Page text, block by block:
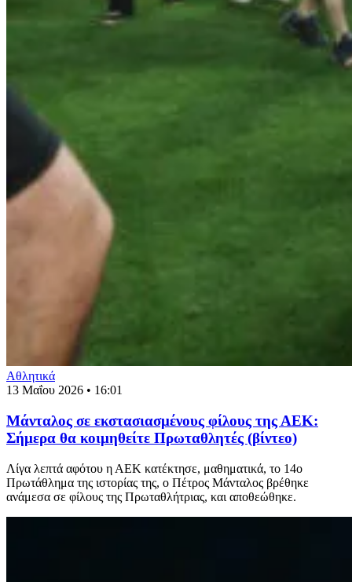
Αθλητικά
13 Μαΐου 2026 • 16:01
Μάνταλος σε εκστασιασμένους φίλους της ΑΕΚ:
Σήμερα θα κοιμηθείτε Πρωταθλητές (βίντεο)
Λίγα λεπτά αφότου η ΑΕΚ κατέκτησε, μαθηματικά, το 14ο
Πρωτάθλημα της ιστορίας της, ο Πέτρος Μάνταλος βρέθηκε
ανάμεσα σε φίλους της Πρωταθλήτριας, και αποθεώθηκε.